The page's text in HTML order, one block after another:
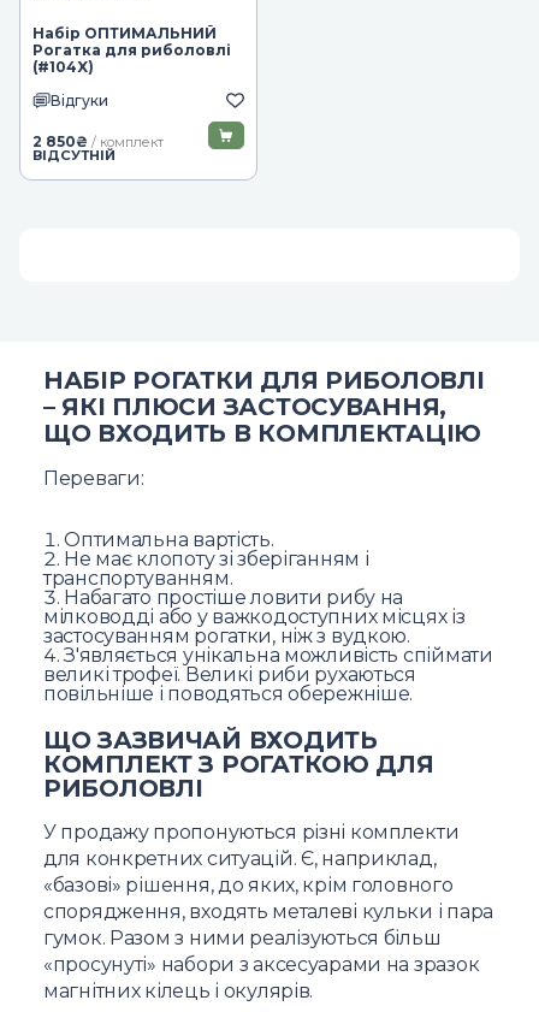
Набір ОПТИМАЛЬНИЙ
Рогатка для риболовлі
(#104X)
Відгуки
2 850₴ / комплект
ВІДСУТНІЙ
НАБІР РОГАТКИ ДЛЯ РИБОЛОВЛІ
– ЯКІ ПЛЮСИ ЗАСТОСУВАННЯ,
ЩО ВХОДИТЬ В КОМПЛЕКТАЦІЮ
Переваги:
Оптимальна вартість.
Не має клопоту зі зберіганням і
транспортуванням.
Набагато простіше ловити рибу на
мілководді або у важкодоступних місцях із
застосуванням рогатки, ніж з вудкою.
З'являється унікальна можливість спіймати
великі трофеї. Великі риби рухаються
повільніше і поводяться обережніше.
ЩО ЗАЗВИЧАЙ ВХОДИТЬ
КОМПЛЕКТ З РОГАТКОЮ ДЛЯ
РИБОЛОВЛІ
У продажу пропонуються різні комплекти
для конкретних ситуацій. Є, наприклад,
«базові» рішення, до яких, крім головного
спорядження, входять металеві кульки і пара
гумок. Разом з ними реалізуються більш
«просунуті» набори з аксесуарами на зразок
магнітних кілець і окулярів.